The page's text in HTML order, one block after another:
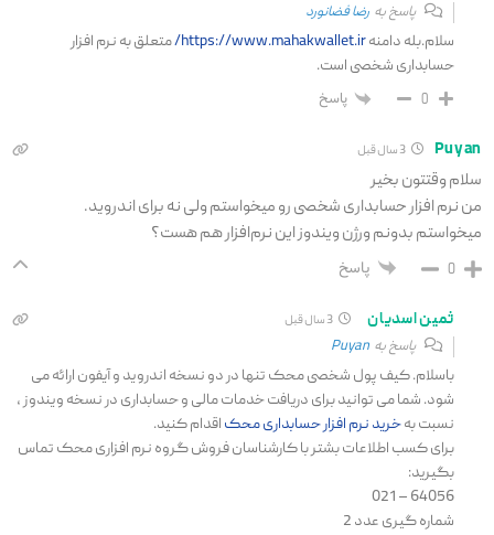
پاسخ به رضا فضانورد
سلام.بله دامنهhttps://www.mahakwallet.ir/ متعلق به نرم افزار
حسابداری شخصی است.
0 پاسخ
Puyan 3 سال قبل
سلام وقتتون بخیر
من نرم افزار حسابداری شخصی رو میخواستم ولی نه برای اندروید.
میخواستم بدونم ورژن ویندوز این نرم‌افزار هم هست؟
0 پاسخ
ثمین اسدیان
پاسخ به Puyan
باسلام. کیف پول شخصی محک تنها در دو نسخه اندروید و آیفون ارائه می
شود. شما می توانید برای دریافت خدمات مالی و حسابداری در نسخه ویندوز ،
نسبت بهخرید نرم افزار حسابداری محک اقدام کنید.
برای کسب اطلاعات بشتر با کارشناسان فروش گروه نرم افزاری محک تماس
بگیرید:
64056 – 021
شماره گیری عدد 2